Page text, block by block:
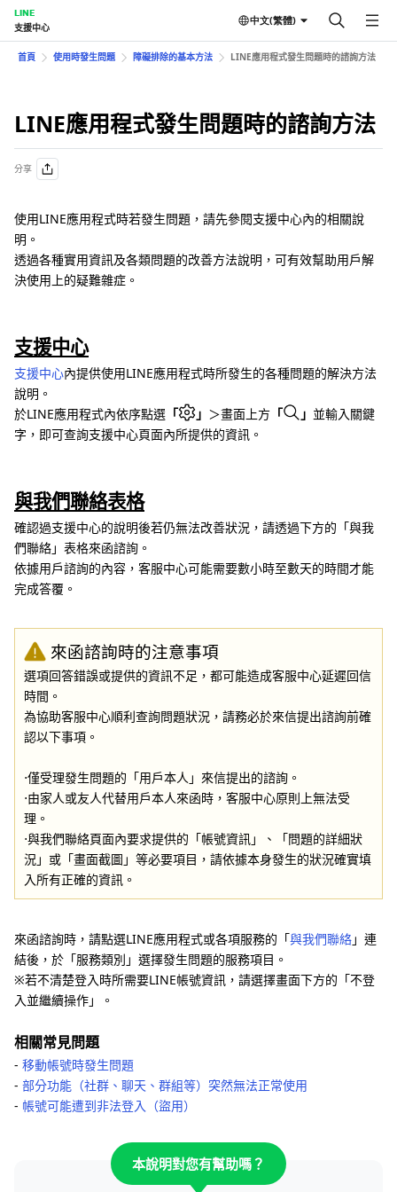
LINE
支援中心
中文(繁體)
首頁 使用時發生問題 障礙排除的基本方法 LINE應用程式發生問題時的諮詢方法
LINE應用程式發生問題時的諮詢方法
分享
使用LINE應用程式時若發生問題，請先參閱支援中心內的相關說
明。
透過各種實用資訊及各類問題的改善方法說明，可有效幫助用戶解
決使用上的疑難雜症。
支援中心
支援中心內提供使用LINE應用程式時所發生的各種問題的解決方法
說明。
於LINE應用程式內依序點選 「 」 ＞畫面上方 「 」 並輸入關鍵
字，即可查詢支援中心頁面內所提供的資訊。
與我們聯絡表格
確認過支援中心的說明後若仍無法改善狀況，請透過下方的「與我
們聯絡」表格來函諮詢。
依據用戶諮詢的內容，客服中心可能需要數小時至數天的時間才能
完成答覆。
來函諮詢時的注意事項
選項回答錯誤或提供的資訊不足，都可能造成客服中心延遲回信
時間。
為協助客服中心順利查詢問題狀況，請務必於來信提出諮詢前確
認以下事項。
⋅僅受理發生問題的「用戶本人」來信提出的諮詢。
⋅由家人或友人代替用戶本人來函時，客服中心原則上無法受
理。
⋅與我們聯絡頁面內要求提供的「帳號資訊」、「問題的詳細狀
況」或「畫面截圖」等必要項目，請依據本身發生的狀況確實填
入所有正確的資訊。
來函諮詢時，請點選LINE應用程式或各項服務的「與我們聯絡」連
結後，於「服務類別」選擇發生問題的服務項目。
※若不清楚登入時所需要LINE帳號資訊，請選擇畫面下方的「不登
入並繼續操作」。
相關常見問題
- 移動帳號時發生問題
- 部分功能（社群、聊天、群組等）突然無法正常使用
- 帳號可能遭到非法登入（盜用）
本說明對您有幫助嗎？